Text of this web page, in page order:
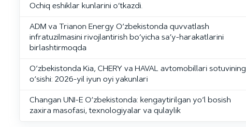
Ochiq eshiklar kunlarini o‘tkazdi.
ADM va Trianon Energy O‘zbekistonda quvvatlash
infratuzilmasini rivojlantirish bo‘yicha sa’y-harakatlarini
birlashtirmoqda
O‘zbekistonda Kia, CHERY va HAVAL avtomobillari sotuvining
o‘sishi: 2026-yil iyun oyi yakunlari
Changan UNI-E O‘zbekistonda: kengaytirilgan yo‘l bosish
zaxira masofasi, texnologiyalar va qulaylik